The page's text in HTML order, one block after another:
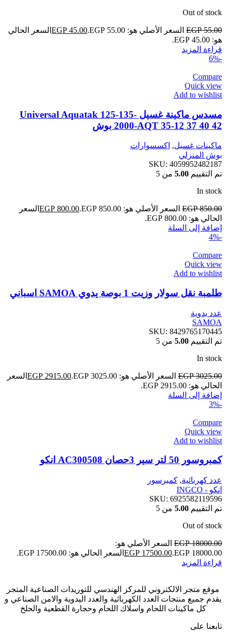
Out of stock
EGP55.00 السعر الأصلي هو: EGP 55.00. EGP 45.00
السعر الحالي
هو: EGP 45.00.
قراءة المزيد
-6%
Compare
Quick view
Add to wishlist
مسدس ماكينة غسيل Universal Aquatak 125-135-
2000-AQT 35-12 37 40 42 بوش
ماكينات غسيل, اكسسوارات
بوش المنزلي
SKU: 4059952482187
تم التقييم 5.00 من 5
In stock
EGP850.00 السعر الأصلي هو: EGP 850.00. EGP 800.00
السعر
الحالي هو: EGP 800.00.
إضافة إلى السلة
-4%
Compare
Quick view
Add to wishlist
طلمبة نقل سولار وزيت 1 بوصة يدوي SAMOA اسباني
عدد يدوية
SAMOA
SKU: 8429765170445
تم التقييم 5.00 من 5
In stock
EGP3025.00 السعر الأصلي هو: EGP 3025.00. EGP 2915.00
السعر
الحالي هو: EGP 2915.00.
إضافة إلى السلة
-3%
Compare
Quick view
Add to wishlist
كمبروسور 50 لتر سير 3حصان AC300508 انكو
عدد كهربائية, كمبرسور
انكو - INGCO
SKU: 6925582119596
تم التقييم 5.00 من 5
Out of stock
EGP18000.00
السعر الأصلي هو:
EGP 18000.00.
EGP 17500.00
السعر الحالي هو: EGP 17500.00.
قراءة المزيد
موقع متجر الالكتروني للمركز الهندسي للتوريدات الصناعية المتجر
يقدم جميع منتجات العدد الكهربائية والعدد اليدوية والامن الصناعي و
كل ماكينات اللحام واسلاك اللحام وحجارة القطعية والجلخ
تابعنا على